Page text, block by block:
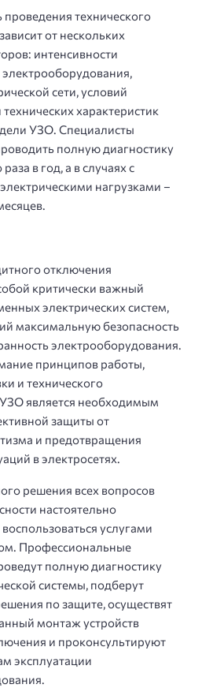
технического
от нескольких
интенсивности
сети, условий
характеристик
УЗО. Специалисты
полную диагностику
в год, а в случаях с
нагрузками –
отключения
критически важный
электрических систем,
максимальную безопасность
электрооборудования.
принципов работы,
и технического
является необходимым
защиты от
и предотвращения
в электросетях.
решения всех вопросов
настоятельно
услугами
Профессиональные
полную диагностику
системы, подберут
по защите, осуществят
монтаж устройств
и проконсультируют
эксплуатации